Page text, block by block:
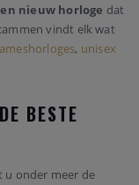
nieuw horloge dat
vindt elk wat
, unisex
BESTE
u onder meer de